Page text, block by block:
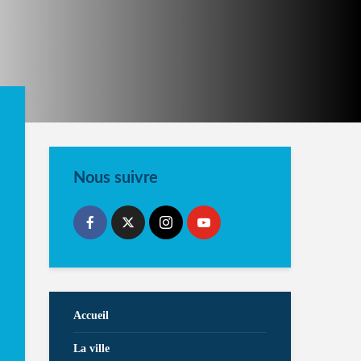
Nous suivre
Accueil
La ville